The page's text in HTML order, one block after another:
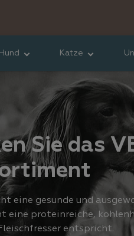
Hund Katze
Sie das
eine gesunde und
eine proteinreiche,
entspricht.